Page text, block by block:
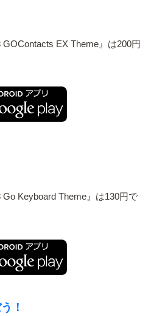
GOContacts EX Theme』は200円
Go Keyboard Theme』は130円で
！